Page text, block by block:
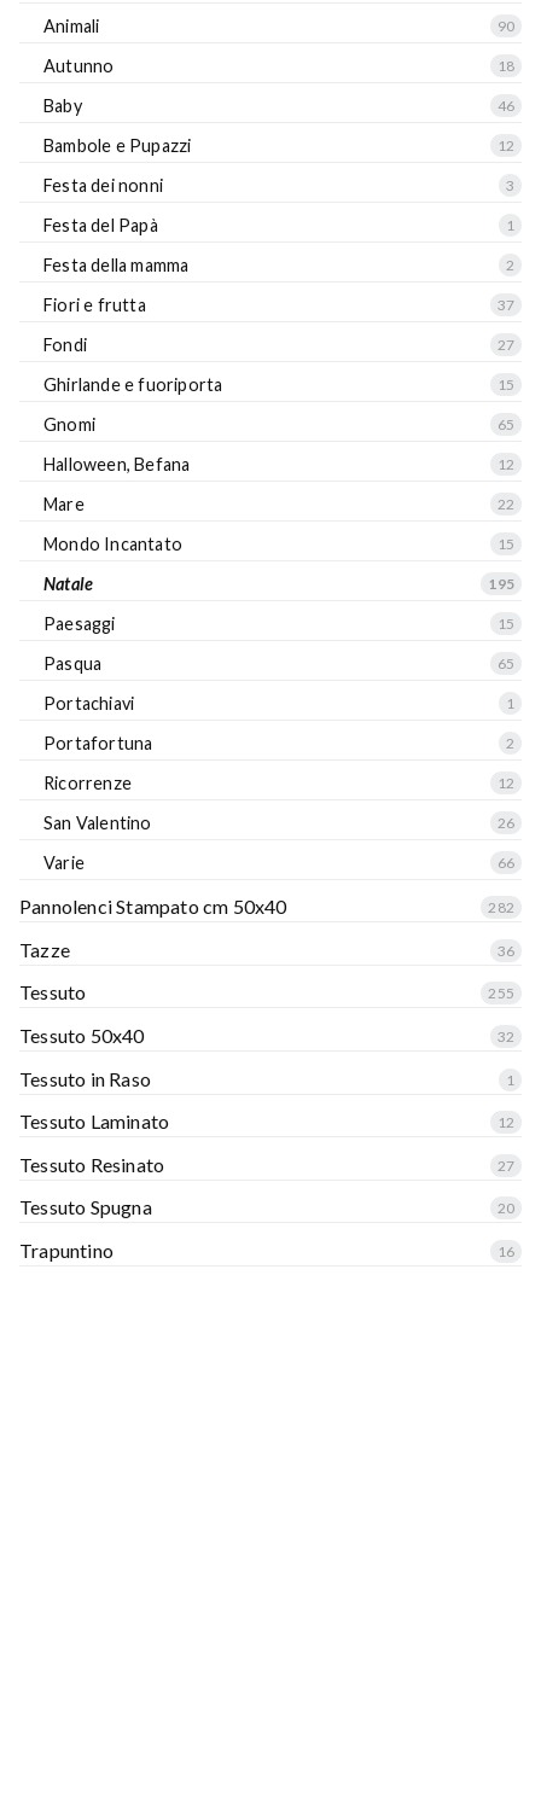
Animali 90
Autunno 18
Baby 46
Bambole e Pupazzi 12
Festa dei nonni 3
Festa del Papà 1
Festa della mamma 2
Fiori e frutta 37
Fondi 27
Ghirlande e fuoriporta 15
Gnomi 65
Halloween, Befana 12
Mare 22
Mondo Incantato 15
Natale 195
Paesaggi 15
Pasqua 65
Portachiavi 1
Portafortuna 2
Ricorrenze 12
San Valentino 26
Varie 66
Pannolenci Stampato cm 50x40 282
Tazze 36
Tessuto 255
Tessuto 50x40 32
Tessuto in Raso 1
Tessuto Laminato 12
Tessuto Resinato 27
Tessuto Spugna 20
Trapuntino 16